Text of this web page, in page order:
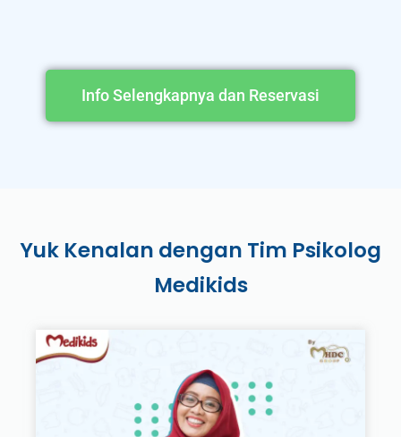
Info Selengkapnya dan Reservasi
Yuk Kenalan dengan Tim Psikolog
Medikids